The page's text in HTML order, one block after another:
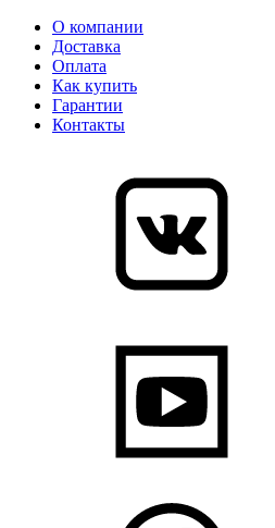
О компании
Доставка
Оплата
Как купить
Гарантии
Контакты